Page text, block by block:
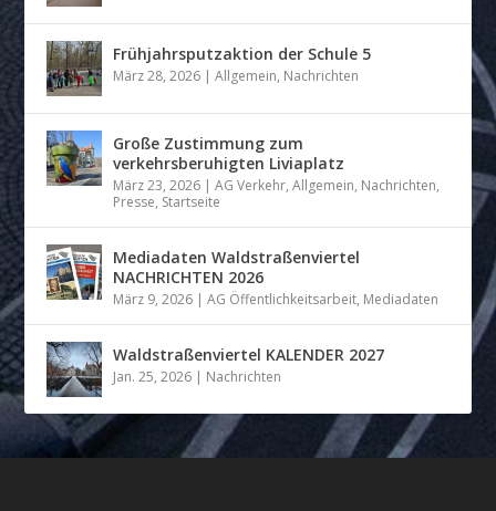
Frühjahrsputzaktion der Schule 5
März 28, 2026 |Allgemein, Nachrichten
Große Zustimmung zum
verkehrsberuhigten Liviaplatz
März 23, 2026 |AG Verkehr,Allgemein, Nachrichten,
Presse, Startseite
Mediadaten Waldstraßenviertel
NACHRICHTEN 2026
März 9, 2026 |AG Öffentlichkeitsarbeit, Mediadaten
Waldstraßenviertel KALENDER 2027
Jan. 25, 2026 | Nachrichten